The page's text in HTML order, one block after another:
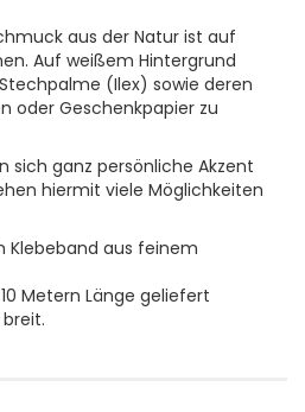
aus der Natur ist auf
Auf weißem Hintergrund
(Ilex) sowie deren
oder Geschenkpapier zu
sich ganz persönliche Akzent
hiermit viele Möglichkeiten
Klebeband aus feinem
Metern Länge geliefert